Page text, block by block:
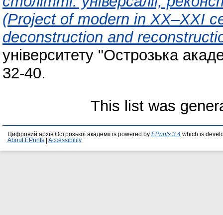
(Project of modern in XX–XXI
deconstruction and
університету "Острозька
32-40.
This list was
Цифровий архів Острозької академії is powered by EPrints 3.4 which is
About EPrints
Accessibility